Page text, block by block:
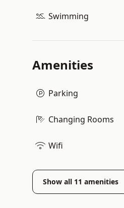
Swimming
Amenities
Parking
Changing Rooms
Wifi
Show all 11 amenities